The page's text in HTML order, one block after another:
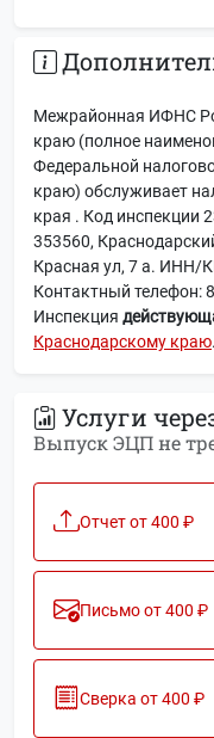
Межрайонная ИФНС
краю (полное
Федеральной
краю) обслуживает
края . Код инспекции
353560,
Красная ул, 7 а. ИНН/
Контактный телефон:
Инспекция
Краснодарскому краю.
Услуги
Выпуск ЭЦП не
Отчет от 400 ₽
Письмо от 400 ₽
Сверка от 400 ₽